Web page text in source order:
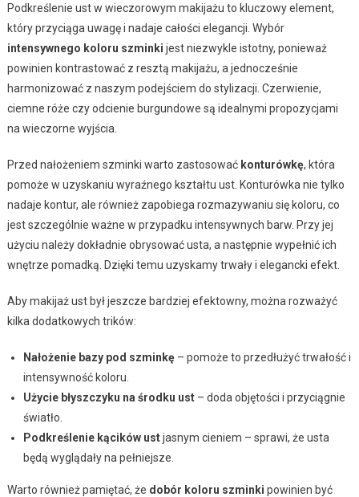
Podkreślenie ust w wieczorowym makijażu to kluczowy element,
który przyciąga uwagę i nadaje całości elegancji. Wybór
intensywnego koloru szminki jest niezwykle istotny, ponieważ
powinien kontrastować z resztą makijażu, a jednocześnie
harmonizować z naszym podejściem do stylizacji. Czerwienie,
ciemne róże czy odcienie burgundowe są idealnymi propozycjami
na wieczorne wyjścia.
Przed nałożeniem szminki warto zastosować konturówkę, która
pomoże w uzyskaniu wyraźnego kształtu ust. Konturówka nie tylko
nadaje kontur, ale również zapobiega rozmazywaniu się koloru, co
jest szczególnie ważne w przypadku intensywnych barw. Przy jej
użyciu należy dokładnie obrysować usta, a następnie wypełnić ich
wnętrze pomadką. Dzięki temu uzyskamy trwały i elegancki efekt.
Aby makijaż ust był jeszcze bardziej efektowny, można rozważyć
kilka dodatkowych trików:
Nałożenie bazy pod szminkę– pomoże to przedłużyć trwałość i
intensywność koloru.
Użycie błyszczyku na środku ust– doda objętości i przyciągnie
światło.
Podkreślenie kącików ustjasnym cieniem – sprawi, że usta
będą wyglądały na pełniejsze.
Warto również pamiętać, że dobór koloru szminki powinien być